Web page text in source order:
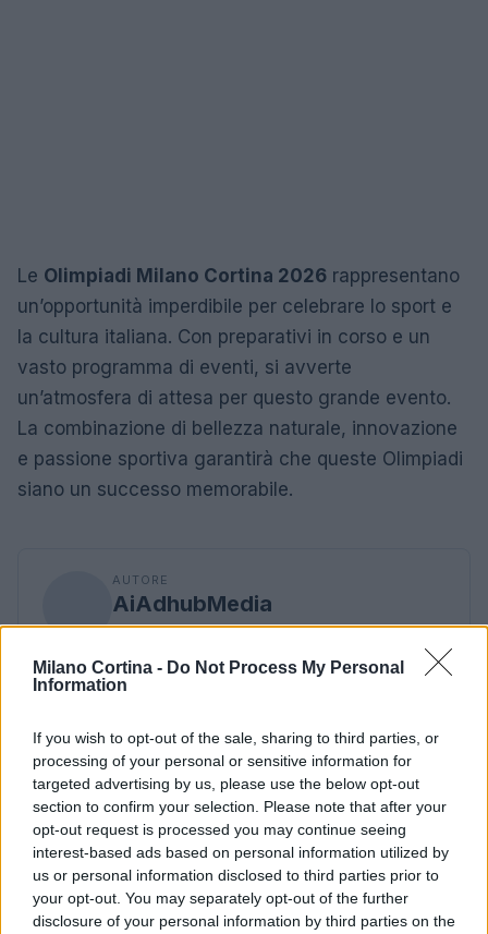
Milano Cortina - Do Not Process My Personal
Information
If you wish to opt-out of the sale, sharing to third parties, or
processing of your personal or sensitive information for
targeted advertising by us, please use the below opt-out
section to confirm your selection. Please note that after your
opt-out request is processed you may continue seeing
interest-based ads based on personal information utilized by
us or personal information disclosed to third parties prior to
your opt-out. You may separately opt-out of the further
disclosure of your personal information by third parties on the
Le Olimpiadi Milano Cortina 2026 rappresentano
un’opportunità imperdibile per celebrare lo sport e
la cultura italiana. Con preparativi in corso e un
vasto programma di eventi, si avverte
un’atmosfera di attesa per questo grande evento.
La combinazione di bellezza naturale, innovazione
e passione sportiva garantirà che queste Olimpiadi
siano un successo memorabile.
AUTORE
AiAdhubMedia